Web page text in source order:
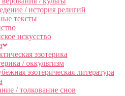
/ история религий
тексты
искусство
эзотерика
/ оккультизм
эзотерическая литература
/ толкование снов